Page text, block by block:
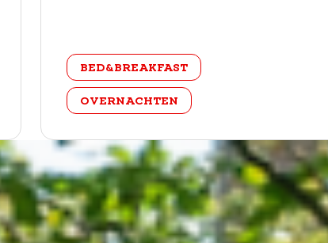
categorie
BED&BREAKFAST
OVERNACHTEN